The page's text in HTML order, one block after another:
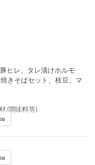
ヒレ、タレ漬けホルモ
きそばセット、枝豆、マ
/調味料等)